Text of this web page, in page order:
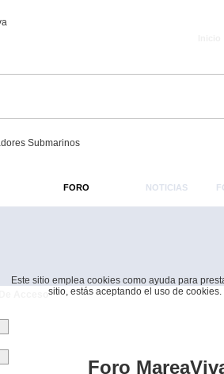
Este sitio emplea cookies como ayuda para
sitio, estás aceptando el uso de cookies.
FORO NOTICIAS
Foro